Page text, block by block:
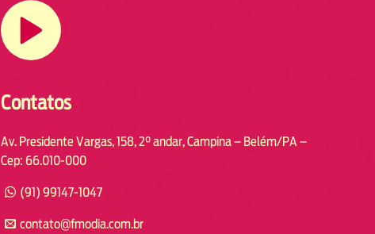
Contatos
Av. Presidente Vargas, 158, 2° andar, Campina – Belém/PA –
Cep: 66.010-000
(91) 99147-1047
contato@fmodia.com.br